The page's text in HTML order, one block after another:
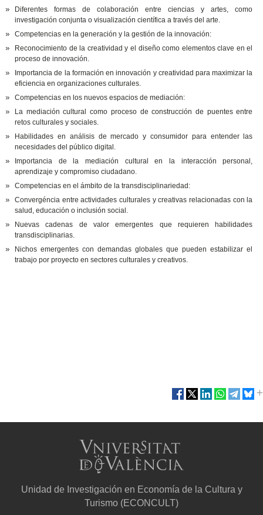
Diferentes formas de colaboración entre ciencias y artes, como
investigación conjunta o visualización científica a través del arte.
Competencias en la generación y la gestión de la innovación:
Reconocimiento de la creatividad y el diseño como elementos clave en el
proceso de innovación.
Importancia de la formación en innovación y creatividad para maximizar la
eficiencia en organizaciones culturales.
Competencias en los nuevos espacios de mediación:
La mediación cultural como proceso de construcción de puentes entre
retos culturales y sociales.
Habilidades en análisis de mercado y consumidor para entender las
necesidades del público digital.
Importancia de la mediación cultural en la interacción personal,
aprendizaje y compromiso ciudadano.
Competencias en el ámbito de la transdisciplinariedad:
Convergéncia entre actividades culturales y creativas relacionadas con la
salud, educación o inclusión social.
Nuevas cadenas de valor emergentes que requieren habilidades
transdisciplinarias.
Nichos emergentes con demandas globales que pueden estabilizar el
trabajo por proyecto en sectores culturales y creativos.
Unidad de Investigación en Economía de la Cultura y
Turismo (ECONCULT)